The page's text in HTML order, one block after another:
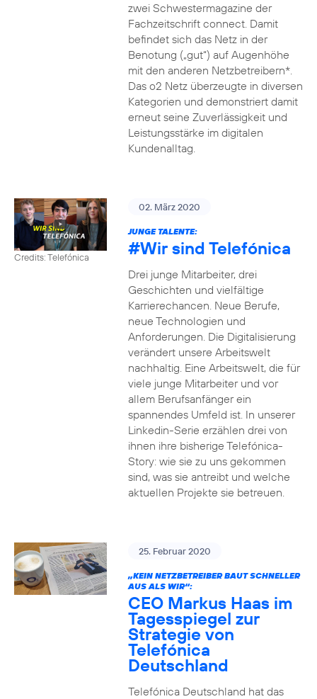
zwei Schwestermagazine der
Fachzeitschrift connect. Damit
befindet sich das Netz in der
Benotung („gut“) auf Augenhöhe
mit den anderen Netzbetreibern*.
Das o2 Netz überzeugte in diversen
Kategorien und demonstriert damit
erneut seine Zuverlässigkeit und
Leistungsstärke im digitalen
Kundenalltag.
Credits: Telefónica
02. März 2020
JUNGE TALENTE:
#Wirsind Telefónica
Drei junge Mitarbeiter, drei
Geschichten und vielfältige
Karrierechancen. Neue Berufe,
neue Technologien und
Anforderungen. Die Digitalisierung
verändert unsere Arbeitswelt
nachhaltig. Eine Arbeitswelt, die für
viele junge Mitarbeiter und vor
allem Berufsanfänger ein
spannendes Umfeld ist. In unserer
Linkedin-Serie erzählen drei von
ihnen ihre bisherige Telefónica-
Story: wie sie zu uns gekommen
sind, was sie antreibt und welche
aktuellen Projekte sie betreuen.
25. Februar 2020
„KEIN NETZBETREIBER BAUT SCHNELLER
AUS ALS WIR“:
CEO Markus Haas im
Tagesspiegel zur
Strategie von
Telefónica
Deutschland
Telefónica Deutschland hat das